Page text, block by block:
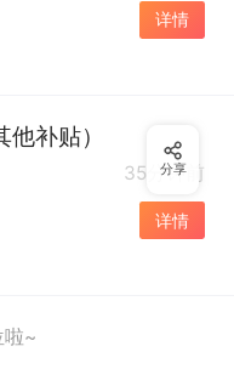
详情
补贴）
35分钟前
详情
啦~
分享